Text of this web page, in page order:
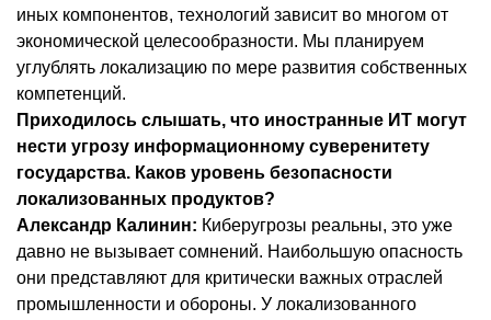
иных компонентов, технологий зависит во многом от
экономической целесообразности. Мы планируем
углублять локализацию по мере развития собственных
компетенций.
Приходилось слышать, что иностранные ИТ могут
нести угрозу информационному суверенитету
государства. Каков уровень безопасности
локализованных продуктов?
Александр Калинин: Киберугрозы реальны, это уже
давно не вызывает сомнений. Наибольшую опасность
они представляют для критически важных отраслей
промышленности и обороны. У локализованного